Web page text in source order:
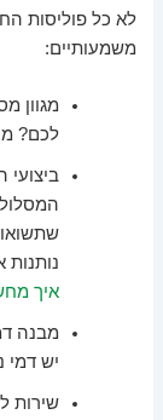
לא כל פוליסות
משמעותיים:
מגוון
לכם?
נותנות
איך
מבנה
יש דמי
שירות